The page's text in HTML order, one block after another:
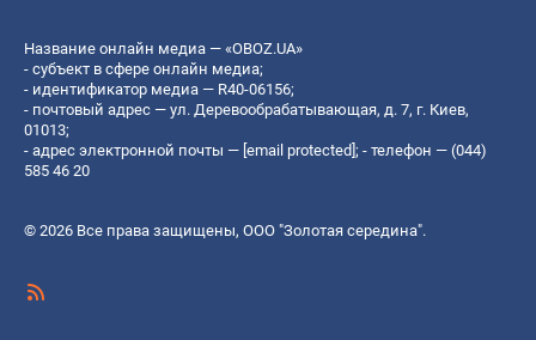
Название онлайн медиа — «OBOZ.UA»
- субъект в сфере онлайн медиа;
- идентификатор медиа — R40-06156;
- почтовый адрес — ул. Деревообрабатывающая, д. 7, г. Киев,
01013;
- адрес электронной почты — [email protected] ; - телефон — (044)
585 46 20
© 2026 Все права защищены, ООО "Золотая середина".